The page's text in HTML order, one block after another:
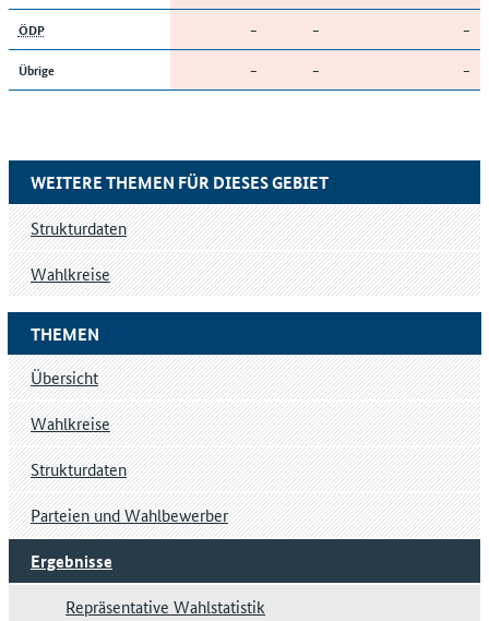
ÖDP – – –
Übrige – – –
THEMEN
Übersicht
Wahlkreise
Strukturdaten
Parteien und Wahlbewerber
Ergebnisse
Repräsentative Wahlstatistik
WEITERE THEMEN FÜR DIESES GEBIET
Strukturdaten
Wahlkreise